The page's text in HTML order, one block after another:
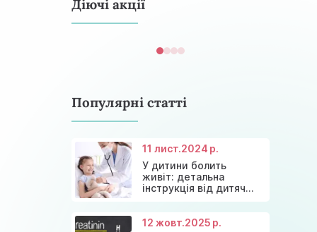
Viber
astramedikaa@gmail.com
Діючі акції
Знижки та акції на масаж у Київі
Консультація ендокринолога та
діагностика щитовидної залози
Діагностика щитовидної залози
Акція: 20% знижки на
консультації лікарів!
Популярні статті
11 лист.2024 р.
У дитини болить
живіт: детальна
інструкція від дитячих
12 жовт.2025 р.